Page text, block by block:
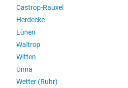
Castrop-Rauxel
Herdecke
Lünen
Waltrop
Witten
Unna
Wetter (Ruhr)